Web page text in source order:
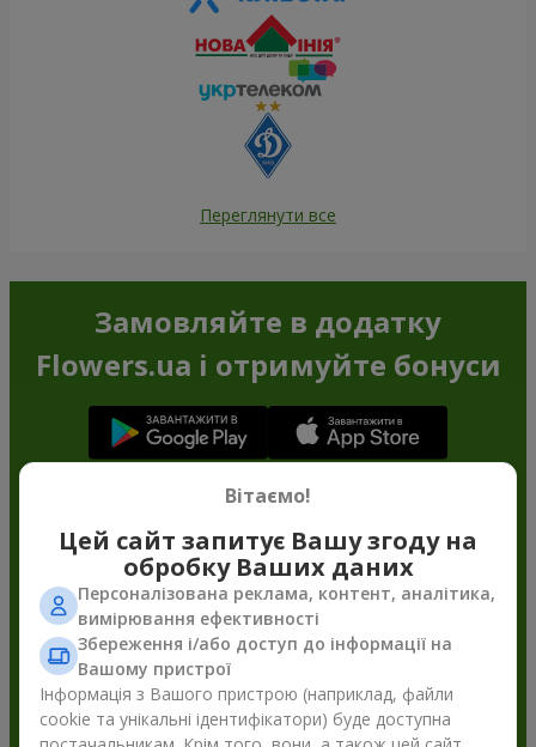
Переглянути все
Замовляйте в додатку
Flowers.ua і отримуйте бонуси
Вітаємо!
Цей сайт запитує Вашу згоду на
обробку Ваших даних
Персоналізована реклама, контент, аналітика,
вимірювання ефективності
Збереження і/або доступ до інформації на
Вашому пристрої
Інформація з Вашого пристрою (наприклад, файли
cookie та унікальні ідентифікатори) буде доступна